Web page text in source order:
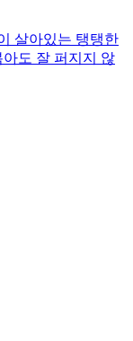
살아있는 탱탱한
도 잘 퍼지지 않